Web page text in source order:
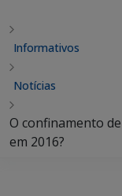
Informativos
Notícias
O confinamento
em 2016?